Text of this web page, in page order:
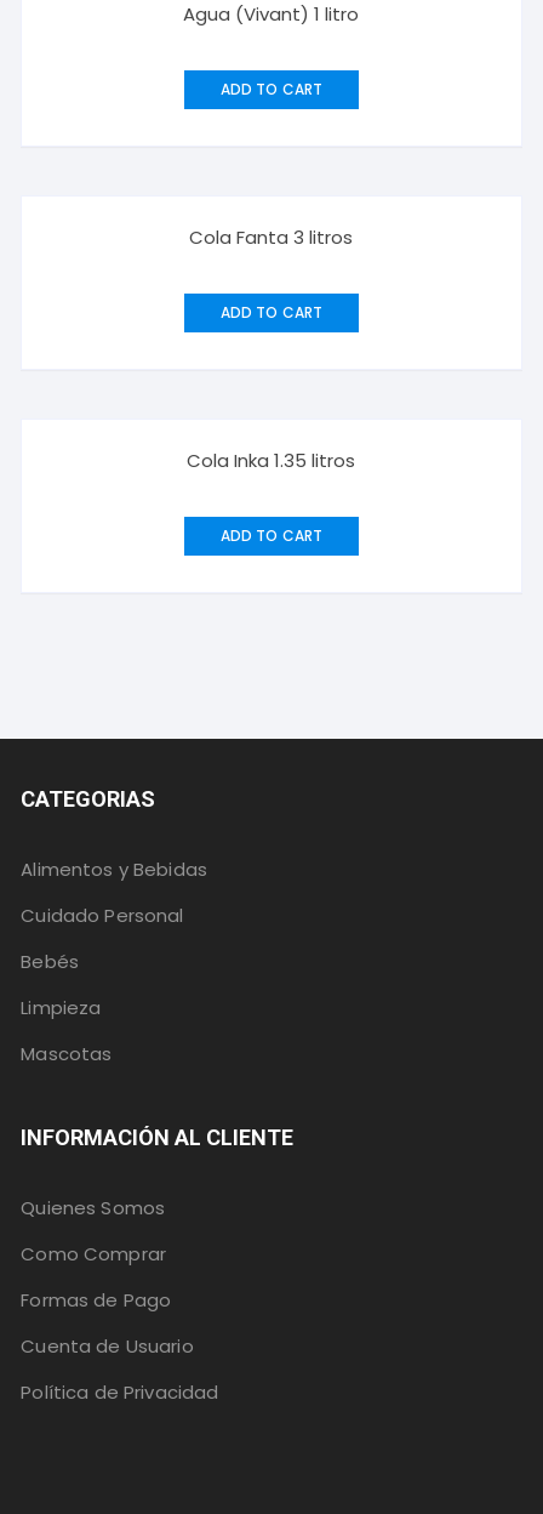
Agua (Vivant) 1 litro
ADD TO CART
Cola Fanta 3 litros
ADD TO CART
Cola Inka 1.35 litros
ADD TO CART
CATEGORIAS
Alimentos y Bebidas
Cuidado Personal
Bebés
Limpieza
Mascotas
INFORMACIÓN AL CLIENTE
Quienes Somos
Como Comprar
Formas de Pago
Cuenta de Usuario
Política de Privacidad